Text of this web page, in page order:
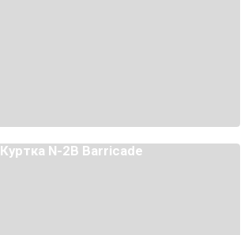
Куртка N-2B Barricade